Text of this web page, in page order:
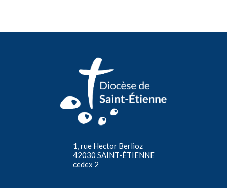
1, rue Hector Berlioz
42030 SAINT-ÉTIENNE
cedex 2